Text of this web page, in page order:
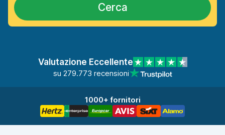
Cerca
Valutazione Eccellente
su 279.773 recensioni
1000+ fornitori